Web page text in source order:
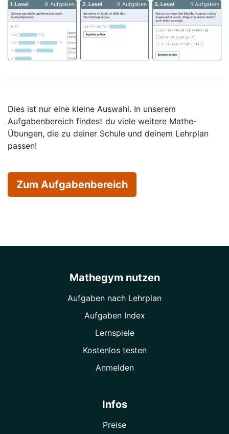
1. Level 6 Aufgaben 2. Level 6 Aufgaben 3. Level 5 Aufgaben
Dies ist nur eine kleine Auswahl. In unserem
Aufgabenbereich findest du viele weitere Mathe-
Übungen, die zu deiner Schule und deinem Lehrplan
passen!
Zum Aufgabenbereich
Mathegym nutzen
Aufgaben nach Lehrplan
Aufgaben Index
Lernspiele
Kostenlos testen
Anmelden
Infos
Preise